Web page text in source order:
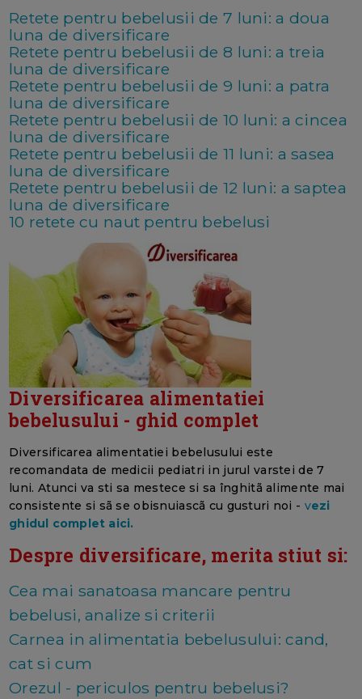
Retete pentru bebelusii de 7 luni: a doua
luna de diversificare
Retete pentru bebelusii de 8 luni: a treia
luna de diversificare
Retete pentru bebelusii de 9 luni: a patra
luna de diversificare
Retete pentru bebelusii de 10 luni: a cincea
luna de diversificare
Retete pentru bebelusii de 11 luni: a sasea
luna de diversificare
Retete pentru bebelusii de 12 luni: a saptea
luna de diversificare
10 retete cu naut pentru bebelusi
Diversificarea alimentatiei
bebelusului - ghid complet
Diversificarea alimentatiei bebelusului este
recomandata de medicii pediatri in jurul varstei de 7
luni. Atunci va sti sa mestece si sa înghitã alimente mai
consistente si sã se obisnuiascã cu gusturi noi - vezi
ghidul complet aici.
Despre diversificare, merita stiut si:
Cea mai sanatoasa mancare pentru
bebelusi, analize si criterii
Carnea in alimentatia bebelusului: cand,
cat si cum
Orezul - periculos pentru bebelusi?